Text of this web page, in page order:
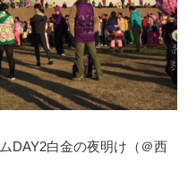
DAY2白金の夜明け（＠西